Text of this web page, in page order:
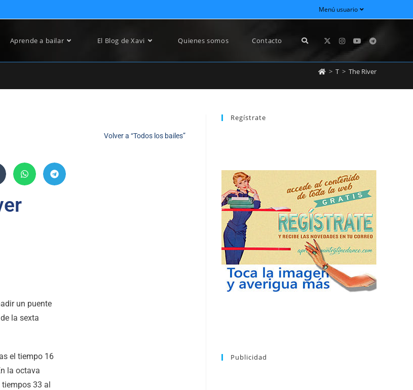
Menú usuario
Aprende a bailar El Blog de Xavi Quienes somos Contacto
> T > The River
Volver a “Todos los bailes”
un puente
la sexta
el tiempo 16
la octava
33 al
Regístrate
Tras registrarte tendrás acceso completo a
la web. Puedes consultar el directorio
alfabético de vídeos tutoriales y aprender la
coreografía que más te apetezca. Recibirás
en tu correo la newsletter con las
novedades tanto en el blog, como de
nuevos bailes. En cualquier momento
puedes dar de baja tu suscripción a la
newsletter sin dejar de estar registrado.
REGÍSTRATE
Publicidad